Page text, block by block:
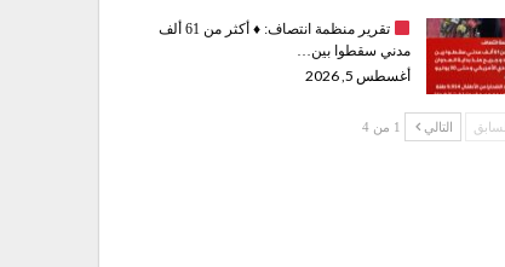
تقرير منظمة انتصاف: ♦️
أكثر من 61 ألف
مدني سقطوا بين…
أغسطس 5, 2026
التالي 1 من 4